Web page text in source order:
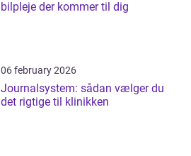
bilpleje der kommer til dig
06 february 2026
Journalsystem: sådan vælger du
det rigtige til klinikken